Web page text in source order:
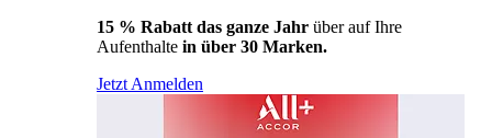
15 % Rabatt das ganze Jahr über auf Ihre
Aufenthalte in über 30 Marken.
Jetzt Anmelden